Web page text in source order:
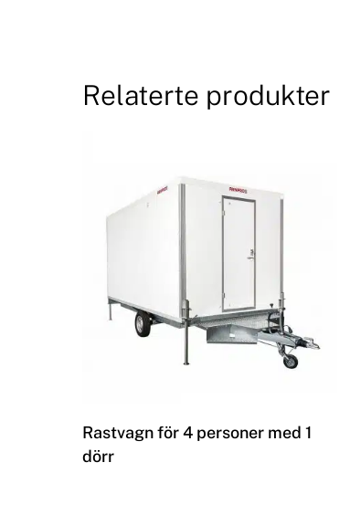
Relaterte produkter
Les mer
Rastvagn för 4 personer med 1
dörr